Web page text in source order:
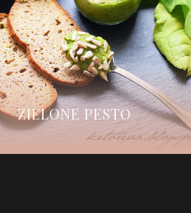
ZIELONE PESTO